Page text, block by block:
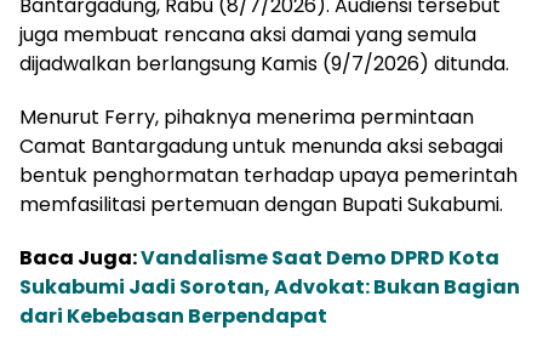
juga membuat rencana aksi damai yang semula
dijadwalkan berlangsung Kamis (9/7/2026) ditunda.
Menurut Ferry, pihaknya menerima permintaan
Camat Bantargadung untuk menunda aksi sebagai
bentuk penghormatan terhadap upaya pemerintah
memfasilitasi pertemuan dengan Bupati Sukabumi.
Baca Juga:Vandalisme Saat Demo DPRD Kota
Sukabumi Jadi Sorotan, Advokat: Bukan Bagian
dari Kebebasan Berpendapat